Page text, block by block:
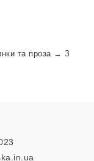
та проза→ З